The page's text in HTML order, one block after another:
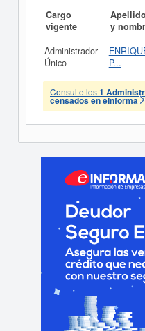
Cargo
vigente
y
Administrador
Único
P...
Consulte los1
censados en eInforma